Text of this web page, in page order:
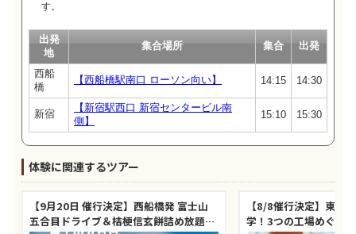
す。
出発
地
集合場所 集合 出発
西船
橋
【西船橋駅南口 ローソン向い】 14:15 14:30
新宿
【新宿駅西口 新宿センタービル南
側】
15:10 15:30
体験に関連するツアー
【9月20日 催行決定】西船橋発 富士山
五合目ドライブ＆桔梗信玄餅詰め放題＆
【8/8催行決定】東京
学！3つの工場めぐり